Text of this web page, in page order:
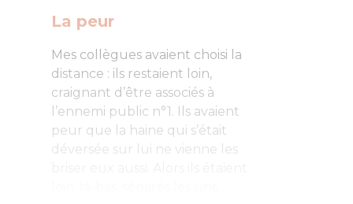
La peur
Mes collègues avaient choisi la
distance : ils restaient loin,
craignant d’être associés à
l’ennemi public n°1. Ils avaient
peur que la haine qui s’était
déversée sur lui ne vienne les